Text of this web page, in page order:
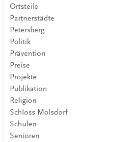
Ortsteile
Partnerstädte
Petersberg
Politik
Prävention
Preise
Projekte
Publikation
Religion
Schloss Molsdorf
Schulen
Senioren